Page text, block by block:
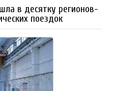
в десятку регионов-
поездок